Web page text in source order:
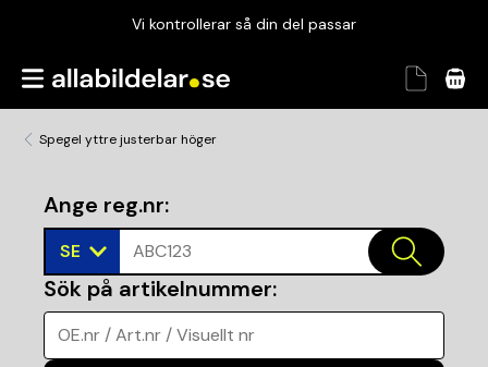
Vi kontrollerar så din del passar
Garanterad passform
Spegel yttre justerbar höger
Ange reg.nr:
SE ABC123
Sök på artikelnummer:
OE.nr / Art.nr / Visuellt nr